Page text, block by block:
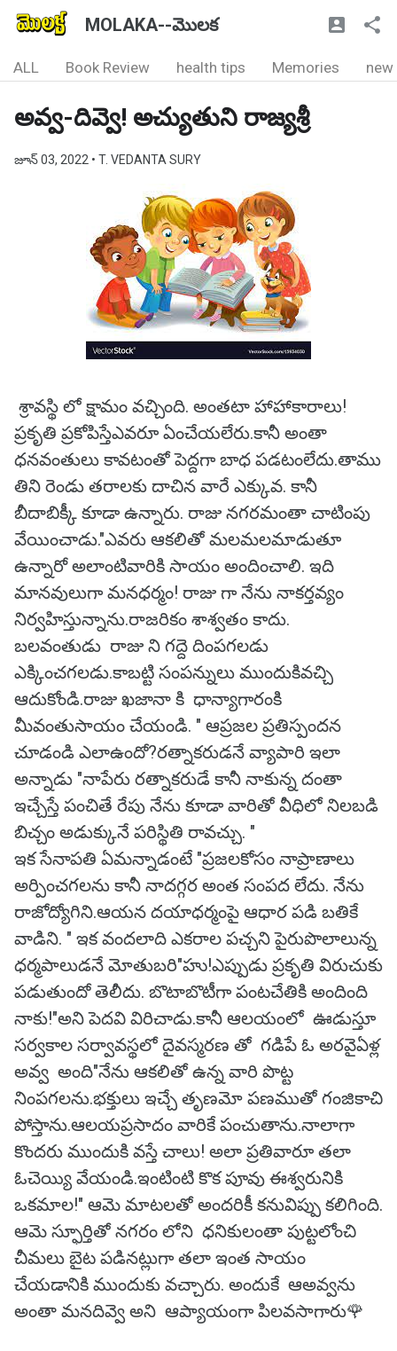
MOLAKA--మొలక
ALL Book Review health tips Memories new
అవ్వ-దివ్వె! అచ్యుతుని రాజ్యశ్రీ
జూన్ 03, 2022 • T. VEDANTA SURY
శ్రావస్థి లో క్షామం వచ్చింది. అంతటా హాహాకారాలు!
ప్రకృతి ప్రకోపిస్తేఎవరూ ఏంచేయలేరు.కానీ అంతా
ధనవంతులు కావటంతో పెద్దగా బాధ పడటంలేదు.తాము
తిని రెండు తరాలకు దాచిన వారే ఎక్కువ. కానీ
బీదాబిక్కీ కూడా ఉన్నారు. రాజు నగరమంతా చాటింపు
వేయించాడు."ఎవరు ఆకలితో మలమలమాడుతూ
ఉన్నారో అలాంటివారికి సాయం అందించాలి. ఇది
మానవులుగా మనధర్మం! రాజు గా నేను నాకర్తవ్యం
నిర్వహిస్తున్నాను.రాజరికం శాశ్వతం కాదు.
బలవంతుడు రాజు ని గద్దె దింపగలడు
ఎక్కించగలడు.కాబట్టి సంపన్నులు ముందుకివచ్చి
ఆదుకోండి.రాజు ఖజానా కి ధాన్యాగారంకి
మీవంతుసాయం చేయండి. " ఆప్రజల ప్రతిస్పందన
చూడండి ఎలాఉందో?రత్నాకరుడనే వ్యాపారి ఇలా
అన్నాడు "నాపేరు రత్నాకరుడే కానీ నాకున్న దంతా
ఇచ్చేస్తే పంచితే రేపు నేను కూడా వారితో వీధిలో నిలబడి
బిచ్చం అడుక్కునే పరిస్థితి రావచ్చు. "
ఇక సేనాపతి ఏమన్నాడంటే "ప్రజలకోసం నాప్రాణాలు
అర్పించగలను కానీ నాదగ్గర అంత సంపద లేదు. నేను
రాజోద్యోగిని.ఆయన దయాధర్మంపై ఆధార పడి బతికే
వాడిని. " ఇక వందలాది ఎకరాల పచ్చని పైరుపొలాలున్న
ధర్మపాలుడనే మోతుబరి"హు!ఎప్పుడు ప్రకృతి విరుచుకు
పడుతుందో తెలీదు. బొటాబొటీగా పంటచేతికి అందింది
నాకు!"అని పెదవి విరిచాడు.కానీ ఆలయంలో ఊడుస్తూ
సర్వకాల సర్వావస్థలో దైవస్మరణ తో గడిపే ఓ అరవైఏళ్ల
అవ్వ అంది"నేను ఆకలితో ఉన్న వారి పొట్ట
నింపగలను.భక్తులు ఇచ్చే తృణమో పణముతో గంజికాచి
పోస్తాను.ఆలయప్రసాదం వారికే పంచుతాను.నాలాగా
కొందరు ముందుకి వస్తే చాలు! అలా ప్రతివారూ తలా
ఓచెయ్యి వేయండి.ఇంటింటి కొక పూవు ఈశ్వరునికి
ఒకమాల!" ఆమె మాటలతో అందరికీ కనువిప్పు కలిగింది.
ఆమె స్ఫూర్తితో నగరం లోని ధనికులంతా పుట్టలోంచి
చీమలు బైట పడినట్లుగా తలా ఇంత సాయం
చేయడానికి ముందుకు వచ్చారు. అందుకే ఆఅవ్వను
అంతా మనదివ్వె అని ఆప్యాయంగా పిలవసాగారు🌹